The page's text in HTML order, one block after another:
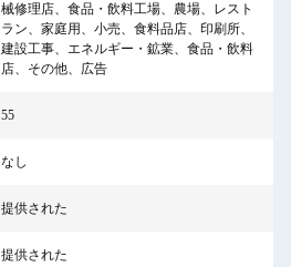
械修理店、食品・飲料工場、農場、レスト
ラン、家庭用、小売、食料品店、印刷所、
建設工事、エネルギー・鉱業、食品・飲料
店、その他、広告
55
なし
提供された
提供された